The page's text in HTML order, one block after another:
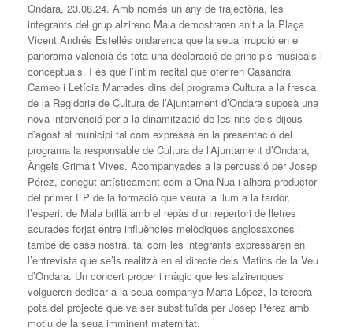
Ondara, 23.08.24. Amb només un any de trajectòria, les
integrants del grup alzirenc Mala demostraren anit a la Plaça
Vicent Andrés Estellés ondarenca que la seua irrupció en el
panorama valencià és tota una declaració de principis musicals i
conceptuals. I és que l’íntim recital que oferiren Casandra
Cameo i Letícia Marrades dins del programa Cultura a la fresca
de la Regidoria de Cultura de l’Ajuntament d’Ondara suposà una
nova intervenció per a la dinamització de les nits dels dijous
d’agost al municipi tal com expressà en la presentació del
programa la responsable de Cultura de l’Ajuntament d’Ondara,
Àngels Grimalt Vives. Acompanyades a la percussió per Josep
Pérez, conegut artísticament com a Ona Nua i alhora productor
del primer EP de la formació que veurà la llum a la tardor,
l’esperit de Mala brillà amb el repàs d’un repertori de lletres
acurades forjat entre influències melòdiques anglosaxones i
també de casa nostra, tal com les integrants expressaren en
l’entrevista que se’ls realitzà en el directe dels Matins de la Veu
d’Ondara. Un concert proper i màgic que les alzirenques
volgueren dedicar a la seua companya Marta López, la tercera
pota del projecte que va ser substituïda per Josep Pérez amb
motiu de la seua imminent maternitat.